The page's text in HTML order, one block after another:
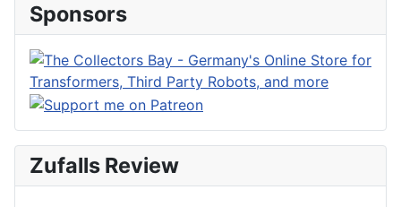
Sponsors
Zufalls Review